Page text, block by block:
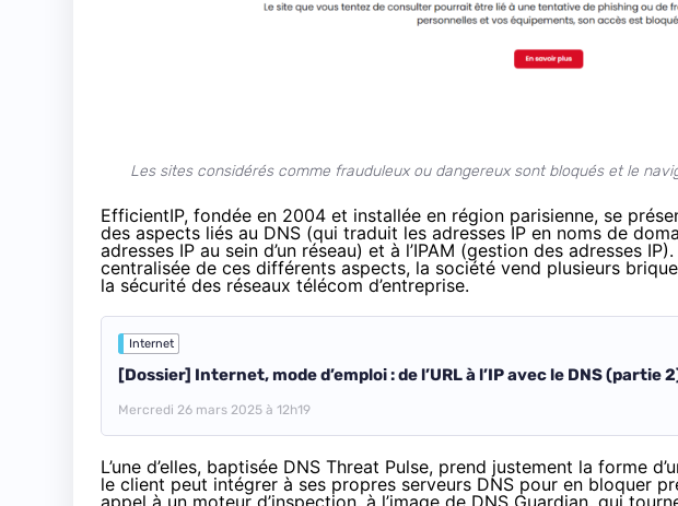
Les sites considérés comme frauduleux ou dangereux sont bloqués et le
EfficientIP, fondée en 2004 et installée en région parisienne, se
des aspects liés au DNS (qui traduit les adresses IP en noms de
adresses IP au sein d’un réseau) et à l’IPAM (gestion des adresses
centralisée de ces différents aspects, la société vend plusieurs
la sécurité des réseaux télécom d’entreprise.
Internet
[Dossier] Internet, mode d’emploi : de l’URL à l’IP avec le DNS (partie
Mercredi 26 mars 2025 à 12h19
L’une d’elles, baptisée DNS Threat Pulse, prend justement la forme
le client peut intégrer à ses propres serveurs DNS pour en bloquer
appel à un moteur d’inspection, à l’image de DNS Guardian, qui